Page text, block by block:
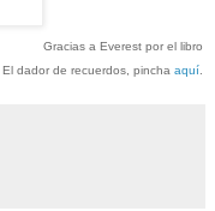
Gracias a Everest por el libro
dador de recuerdos, pincha aquí